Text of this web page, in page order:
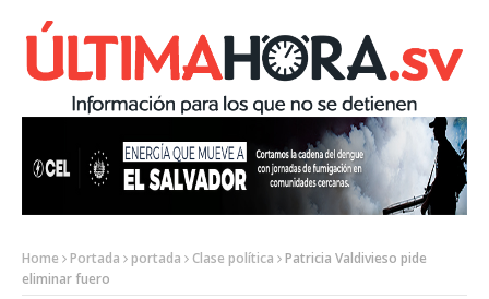
Home Portada portada Clase política
Patricia Valdivieso pide
eliminar fuero